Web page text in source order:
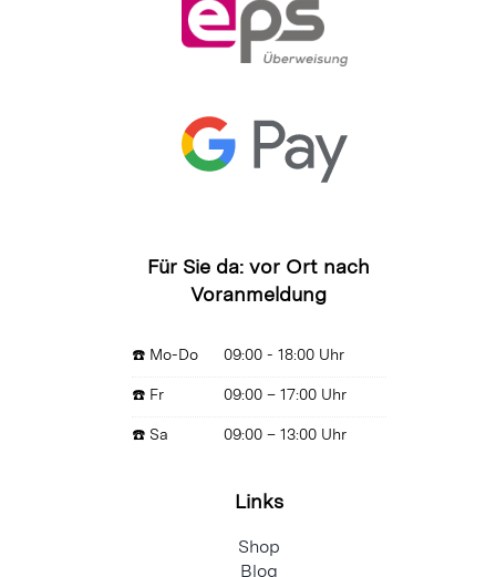
Für Sie da: vor Ort nach
Voranmeldung
☎️ Mo-Do 09:00 - 18:00 Uhr
☎️ Fr 09:00 – 17:00 Uhr
☎️ Sa 09:00 – 13:00 Uhr
Links
Shop
Blog